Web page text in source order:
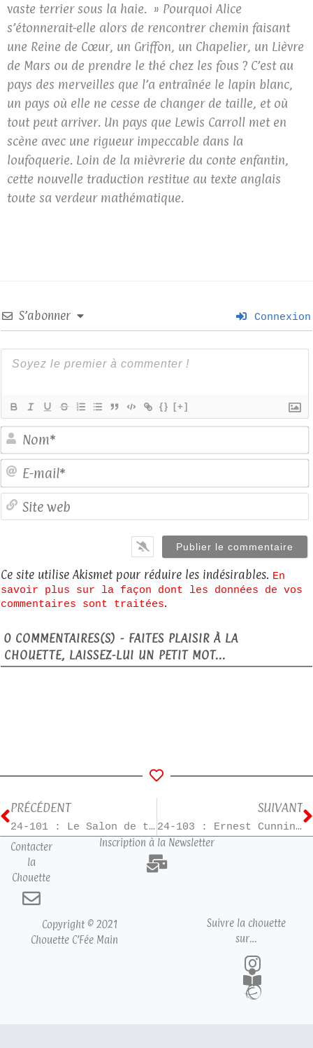
vaste terrier sous la haie. » Pourquoi Alice
s’étonnerait-elle alors de rencontrer chemin faisant
une Reine de Cœur, un Griffon, un Chapelier, un Lièvre
de Mars ou de prendre le thé chez les fous ? C’est au
pays des merveilles que l’a entraînée le lapin blanc,
un pays où elle ne cesse de changer de taille, et où
tout peut arriver. Un pays que Lewis Carroll met en
scène avec une rigueur impeccable dans la
loufoquerie. Loin de la mièvrerie du conte enfantin,
cette nouvelle traduction restitue au texte anglais
toute sa verdeur mathématique.
S’abonner Connexion
{} [+]
Ce site utilise Akismet pour réduire les indésirables. En
savoir plus sur la façon dont les données de vos
commentaires sont traitées.
0 COMMENTAIRES(S) - FAITES PLAISIR À LA
CHOUETTE, LAISSEZ-LUI UN PETIT MOT...
PRÉCÉDENT
24-101 : Le Salon de thé du bonheur retrouvé
SUIVANT
24-103 : Ernest Cunningham – T1
Contacter
la
Chouette
Inscription à la Newsletter
Copyright © 2021
Chouette C’Fée Main
Suivre la chouette
sur…